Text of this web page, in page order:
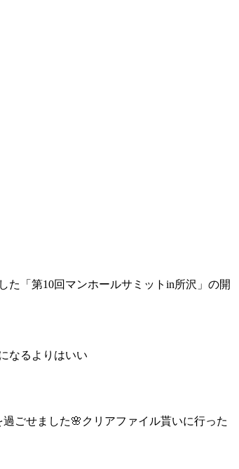
た「第10回マンホールサミットin所沢」の開
なるよりはいい
ごせました🌸クリアファイル貰いに行った